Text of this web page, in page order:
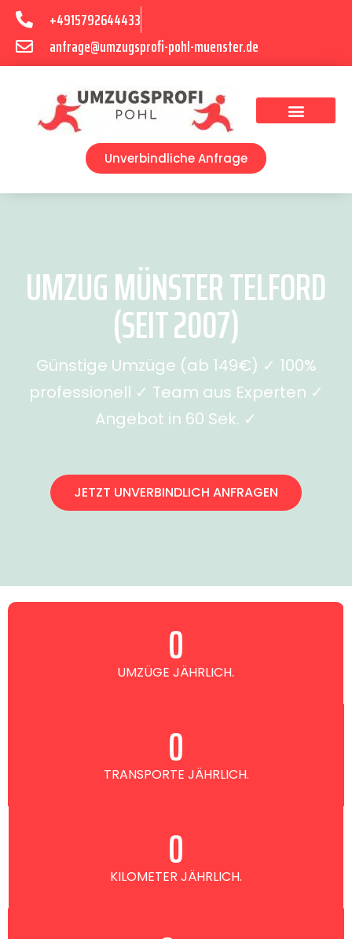
+4915792644433
anfrage@umzugsprofi-pohl-muenster.de
Unverbindliche Anfrage
UMZUG MÜNSTER TELFORD
(SEIT 2007)
Günstige Umzüge (ab 149€) ✓ 100%
professionell ✓ Team aus Experten ✓
Angebot in 60 Sek. ✓
JETZT UNVERBINDLICH ANFRAGEN
UMZÜGE JÄHRLICH.
0
TRANSPORTE JÄHRLICH.
0
KILOMETER JÄHRLICH.
0